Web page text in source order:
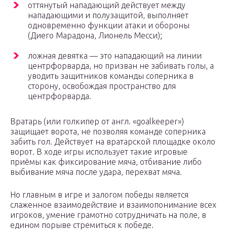
оттянутый нападающий действует между
нападающими и полузащитой, выполняет
одновременно функции атаки и обороны
(Диего Марадона, Лионель Месси);
ложная девятка — это нападающий на линии
центрфорварда, но призван не забивать голы, а
уводить защитников команды соперника в
сторону, освобождая пространство для
центрфорварда.
Вратарь (или голкипер от англ. «goalkeeper»)
защищает ворота, не позволяя команде соперника
забить гол. Действует на вратарской площадке около
ворот. В ходе игры использует такие игровые
приёмы как фиксирование мяча, отбивание либо
выбивание мяча после удара, перехват мяча.
Но главным в игре и залогом победы является
слаженное взаимодействие и взаимопонимание всех
игроков, умение грамотно сотрудничать на поле, в
едином порыве стремиться к победе.